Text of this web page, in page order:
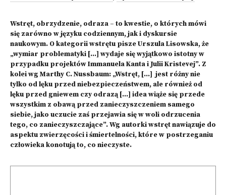
Wstręt, obrzydzenie, odraza – to kwestie, o których mówi
się zarówno w języku codziennym, jak i dyskursie
naukowym. O kategorii wstrętu pisze Urszula Lisowska, że
„wymiar problematyki […] wydaje się wyjątkowo istotny w
przypadku projektów Immanuela Kanta i Julii Kristevej”. Z
kolei wg Marthy C. Nussbaum: „Wstręt, […] jest różny nie
tylko od lęku przed niebezpieczeństwem, ale również od
lęku przed gniewem czy odrazą […] idea wiąże się przede
wszystkim z obawą przed zanieczyszczeniem samego
siebie, jako uczucie zaś przejawia się w woli odrzucenia
tego, co zanieczyszczające”. Wg autorki wstręt nawiązuje do
aspektu zwierzęcości i śmiertelności, które w postrzeganiu
człowieka konotują to, co nieczyste.